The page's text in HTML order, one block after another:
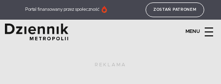
Portal finansowany przez społeczność ZOSTAŃ PATRONEM
MENU
REKLAMA